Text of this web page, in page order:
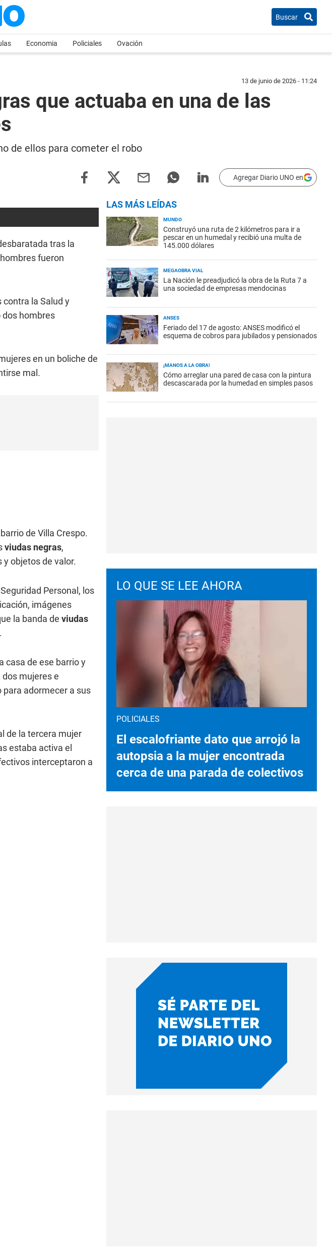
Buscar
Economia Policiales Ovación
13 de junio de 2026 - 11:24
que actuaba en una de las
de ellos para cometer el robo
Agregar Diario UNO en
tras la
fueron
contra la Salud y
dos hombres
en un boliche de
mal.
de Villa Crespo.
viudas negras,
y objetos de valor.
Personal, los
imágenes
la banda de viudas
casa de ese barrio y
dos mujeres e
adormecer a sus
de la tercera mujer
estaba activa el
interceptaron a
LAS MÁS LEÍDAS
MUNDO
Construyó una ruta de 2 kilómetros para ir a
pescar en un humedal y recibió una multa de
145.000 dólares
MEGAOBRA VIAL
La Nación le preadjudicó la obra de la Ruta 7 a
una sociedad de empresas mendocinas
ANSES
Feriado del 17 de agosto: ANSES modificó el
esquema de cobros para jubilados y pensionados
¡MANOS A LA OBRA!
Cómo arreglar una pared de casa con la pintura
descascarada por la humedad en simples pasos
LO QUE SE LEE AHORA
POLICIALES
El escalofriante dato que arrojó la
autopsia a la mujer encontrada
cerca de una parada de colectivos